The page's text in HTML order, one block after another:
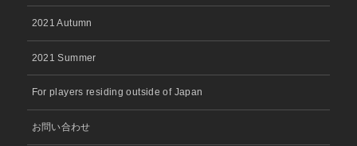
2021 Autumn
2021 Summer
For players residing outside of Japan
お問い合わせ